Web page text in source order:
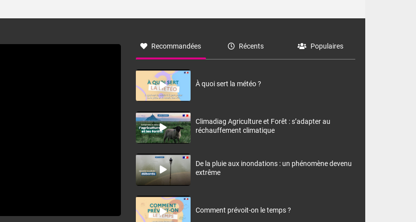
à nord-ouest, dans un secteur qui part du Roussillon à la
monts, en allusion aux régions montagneuses d’où
Recommandées Récents Populaires
À quoi sert la météo ?
Climadiag Agriculture et Forêt : s’adapter au
réchauffement climatique
De la pluie aux inondations : un phénomène devenu
extrême
Comment prévoit-on le temps ?